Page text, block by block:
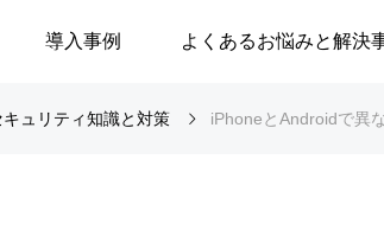
導入事例 よくあるお悩みと解決
ュリティ知識と対策 iPhoneとAndroidで異